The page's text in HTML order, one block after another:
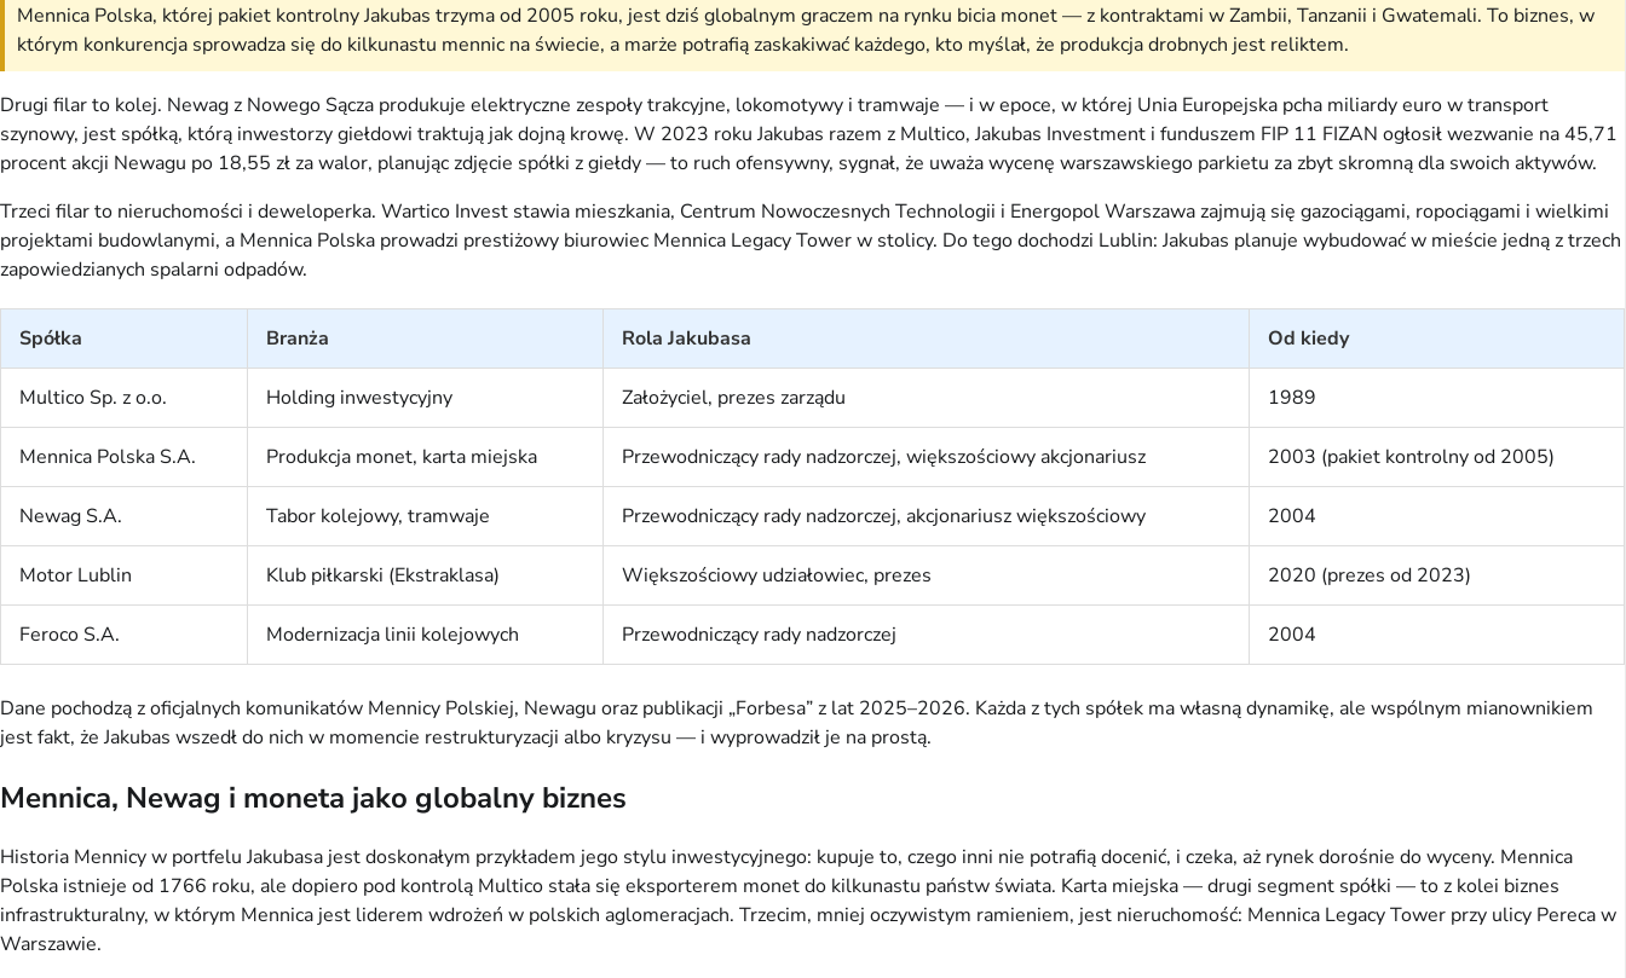
Mennica Polska, której pakiet kontrolny Jakubas trzyma od 2005 roku, jest dziś globalnym graczem na rynku bicia monet — z kontraktami w Zambii, Tanzanii i Gwatemali. To biznes, w
którym konkurencja sprowadza się do kilkunastu mennic na świecie, a marże potrafią zaskakiwać każdego, kto myślał, że produkcja drobnych jest reliktem.
Drugi filar to kolej. Newag z Nowego Sącza produkuje elektryczne zespoły trakcyjne, lokomotywy i tramwaje — i w epoce, w której Unia Europejska pcha miliardy euro w transport
szynowy, jest spółką, którą inwestorzy giełdowi traktują jak dojną krowę. W 2023 roku Jakubas razem z Multico, Jakubas Investment i funduszem FIP 11 FIZAN ogłosił wezwanie na 45,71
procent akcji Newagu po 18,55 zł za walor, planując zdjęcie spółki z giełdy — to ruch ofensywny, sygnał, że uważa wycenę warszawskiego parkietu za zbyt skromną dla swoich aktywów.
Trzeci filar to nieruchomości i deweloperka. Wartico Invest stawia mieszkania, Centrum Nowoczesnych Technologii i Energopol Warszawa zajmują się gazociągami, ropociągami i wielkimi
projektami budowlanymi, a Mennica Polska prowadzi prestiżowy biurowiec Mennica Legacy Tower w stolicy. Do tego dochodzi Lublin: Jakubas planuje wybudować w mieście jedną z trzech
zapowiedzianych spalarni odpadów.
Spółka Branża Rola Jakubasa Od kiedy
Multico Sp. z o.o. Holding inwestycyjny Założyciel, prezes zarządu 1989
Mennica Polska S.A. Produkcja monet, karta miejska Przewodniczący rady nadzorczej, większościowy akcjonariusz 2003 (pakiet kontrolny od 2005)
Newag S.A. Tabor kolejowy, tramwaje Przewodniczący rady nadzorczej, akcjonariusz większościowy 2004
Motor Lublin Klub piłkarski (Ekstraklasa) Większościowy udziałowiec, prezes 2020 (prezes od 2023)
Feroco S.A. Modernizacja linii kolejowych Przewodniczący rady nadzorczej 2004
Dane pochodzą z oficjalnych komunikatów Mennicy Polskiej, Newagu oraz publikacji „Forbesa” z lat 2025–2026. Każda z tych spółek ma własną dynamikę, ale wspólnym mianownikiem
jest fakt, że Jakubas wszedł do nich w momencie restrukturyzacji albo kryzysu — i wyprowadził je na prostą.
Mennica, Newag i moneta jako globalny biznes
Historia Mennicy w portfelu Jakubasa jest doskonałym przykładem jego stylu inwestycyjnego: kupuje to, czego inni nie potrafią docenić, i czeka, aż rynek dorośnie do wyceny. Mennica
Polska istnieje od 1766 roku, ale dopiero pod kontrolą Multico stała się eksporterem monet do kilkunastu państw świata. Karta miejska — drugi segment spółki — to z kolei biznes
infrastrukturalny, w którym Mennica jest liderem wdrożeń w polskich aglomeracjach. Trzecim, mniej oczywistym ramieniem, jest nieruchomość: Mennica Legacy Tower przy ulicy Pereca w
Warszawie.